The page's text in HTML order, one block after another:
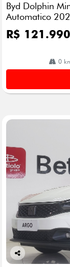
lhe
Byd Dolphin
Automatico
R$
0
Co